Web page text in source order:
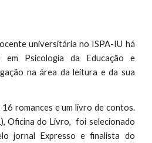
universitária no ISPA-IU há
em Psicologia da Educação e
na área da leitura e da sua
romances e um livro de contos.
Oficina do Livro, foi selecionado
jornal Expresso e finalista do